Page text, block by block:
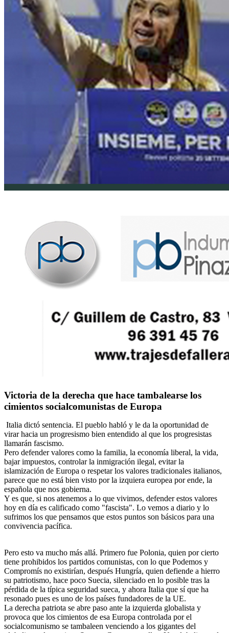
Victoria de la derecha que hace tambalearse los
cimientos socialcomunistas de Europa
Italia dictó sentencia. El pueblo habló y le da la oportunidad de
virar hacia un progresismo bien entendido al que los progresistas
llamarán fascismo.
Pero defender valores como la familia, la economía liberal, la vida,
bajar impuestos, controlar la inmigración ilegal, evitar la
islamización de Europa o respetar los valores tradicionales italianos,
parece que no está bien visto por la izquiera europea por ende, la
española que nos gobierna.
Y es que, si nos atenemos a lo que vivimos, defender estos valores
hoy en día es calificado como "fascista". Lo vemos a diario y lo
sufrimos los que pensamos que estos puntos son básicos para una
convivencia pacífica.
Pero esto va mucho más allá. Primero fue Polonia, quien por cierto
tiene prohibidos los partidos comunistas, con lo que Podemos y
Compromís no existirían, después Hungría, quien defiende a hierro
su patriotismo, hace poco Suecia, silenciado en lo posible tras la
pérdida de la típica seguridad sueca, y ahora Italia que sí que ha
resonado pues es uno de los países fundadores de la UE.
La derecha patriota se abre paso ante la izquierda globalista y
provoca que los cimientos de esa Europa controlada por el
socialcomunismo se tambaleen venciendo a los gigantes del